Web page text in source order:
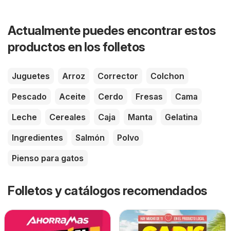
Actualmente puedes encontrar estos
productos en los folletos
Juguetes Arroz Corrector
Colchon
Pescado
Aceite Cerdo Fresas
Cama
Leche
Cereales Caja Manta
Gelatina
Ingredientes
Salmón
Polvo
Pienso para gatos
Folletos y catálogos recomendados